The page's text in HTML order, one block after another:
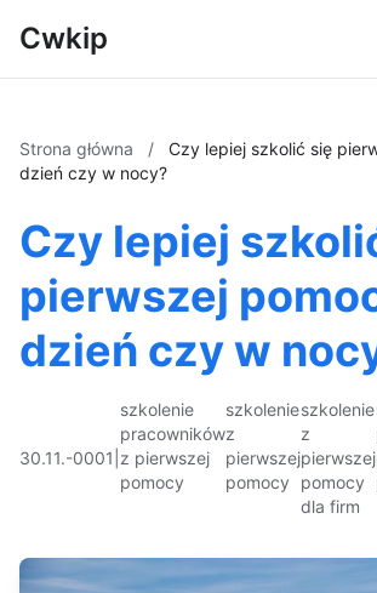
Cwkip
Strona główna /
Czy lepiej szkolić się
dzień czy w nocy?
Czy lepiej
pierwszej
dzień czy w
30.11.-0001
szkolenie
pracowników
z pierwszej
pomocy
szkolenie
z
pierwszej
pomocy
szkolenie
z
pierwszej
pomocy
dla firm